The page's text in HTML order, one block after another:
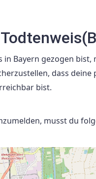
in Bayern gezogen
dass
bist.
musst du